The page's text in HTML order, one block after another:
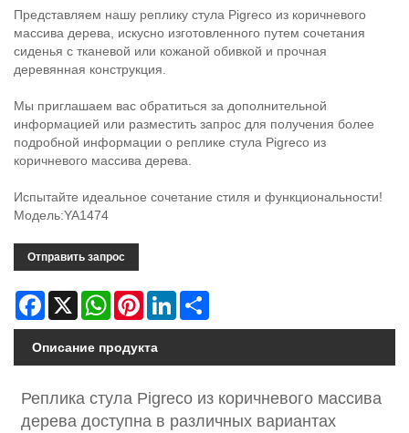
Представляем нашу реплику стула Pigreco из коричневого
массива дерева, искусно изготовленного путем сочетания
сиденья с тканевой или кожаной обивкой и прочная
деревянная конструкция.
Мы приглашаем вас обратиться за дополнительной
информацией или разместить запрос для получения более
подробной информации о реплике стула Pigreco из
коричневого массива дерева.
Испытайте идеальное сочетание стиля и функциональности!
Модель:YA1474
Отправить запрос
Facebook
X WhatsAppPinterestLinkedIn
Описание продукта
Реплика стула Pigreco из коричневого массива
дерева доступна в различных вариантах